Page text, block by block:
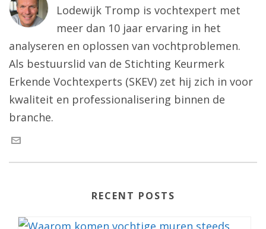
Lodewijk Tromp is vochtexpert met
meer dan 10 jaar ervaring in het
analyseren en oplossen van vochtproblemen.
Als bestuurslid van de Stichting Keurmerk
Erkende Vochtexperts (SKEV) zet hij zich in voor
kwaliteit en professionalisering binnen de
branche.
RECENT POSTS